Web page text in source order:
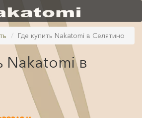
Где купить Nakatomi в Селятино
Nakatomi в